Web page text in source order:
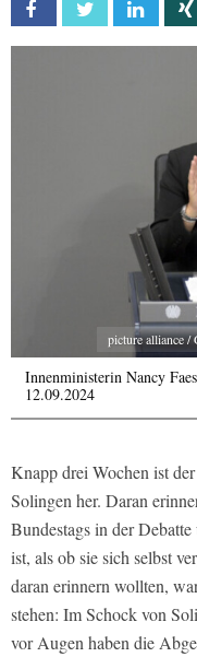
Facebook Twitter Linkedin
picture alliance /
Innenministerin Nancy
12.09.2024
Knapp drei Wochen ist
Solingen her. Daran
Bundestags in der
ist, als ob sie sich selbst
daran erinnern wollten,
stehen: Im Schock von
vor Augen haben die